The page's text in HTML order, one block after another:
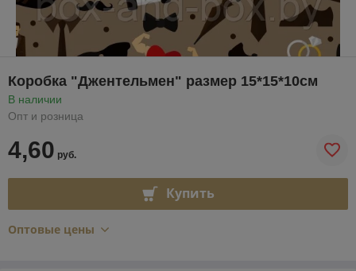
Коробка "Джентельмен" размер 15*15*10см
В наличии
Опт и розница
4,60 руб.
Купить
Оптовые цены